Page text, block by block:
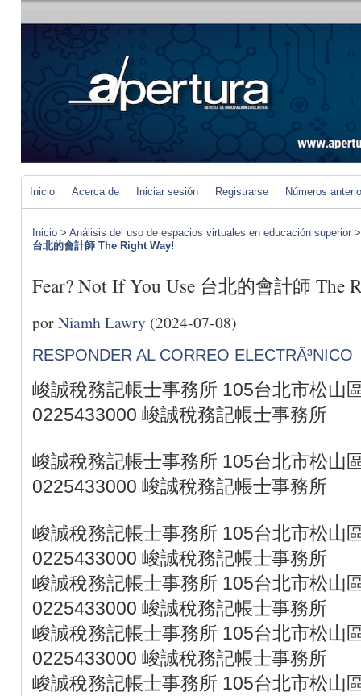
Inicio Acerca de Iniciar sesión Registrarse Números
Inicio > Análisis del uso de espacios virtuales en educación superior
台北的會計師 The Right Way!
Fear? Not If You Use 台北的會計師 The
porNiamh Lawry (2024-07-08)
RESPONDER AL CORREO ELECTRÃ³NICO
峻誠稅務記帳士事務所 105台北市松山
0225433000 峻誠稅務記帳士事務所
峻誠稅務記帳士事務所 105台北市松山
0225433000 峻誠稅務記帳士事務所
峻誠稅務記帳士事務所 105台北市松山
0225433000 峻誠稅務記帳士事務所
峻誠稅務記帳士事務所 105台北市松山
0225433000 峻誠稅務記帳士事務所
峻誠稅務記帳士事務所 105台北市松山
0225433000 峻誠稅務記帳士事務所
峻誠稅務記帳士事務所 105台北市松山